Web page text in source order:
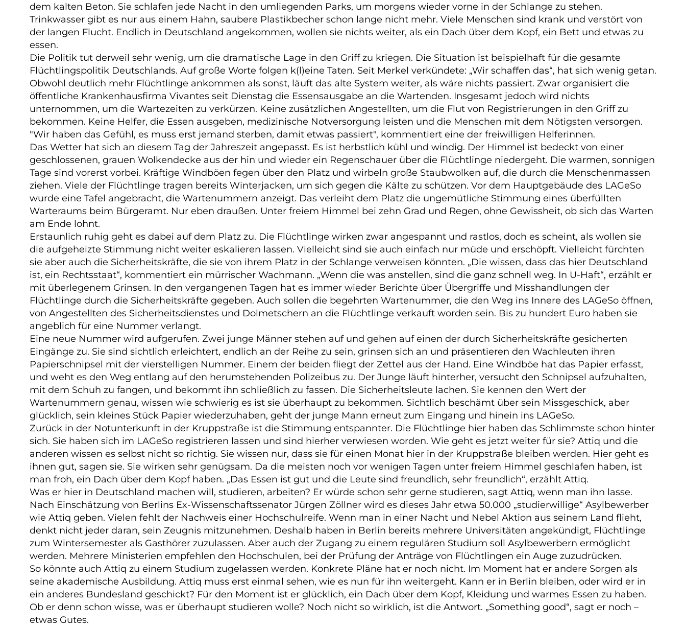
dem kalten Beton. Sie schlafen jede Nacht in den umliegenden Parks, um morgens wieder vorne in der Schlange zu stehen.
Trinkwasser gibt es nur aus einem Hahn, saubere Plastikbecher schon lange nicht mehr. Viele Menschen sind krank und verstört von
der langen Flucht. Endlich in Deutschland angekommen, wollen sie nichts weiter, als ein Dach über dem Kopf, ein Bett und etwas zu
essen.
Die Politik tut derweil sehr wenig, um die dramatische Lage in den Griff zu kriegen. Die Situation ist beispielhaft für die gesamte
Flüchtlingspolitik Deutschlands. Auf große Worte folgen k(l)eine Taten. Seit Merkel verkündete: „Wir schaffen das“, hat sich wenig getan.
Obwohl deutlich mehr Flüchtlinge ankommen als sonst, läuft das alte System weiter, als wäre nichts passiert. Zwar organisiert die
öffentliche Krankenhausfirma Vivantes seit Dienstag die Essensausgabe an die Wartenden. Insgesamt jedoch wird nichts
unternommen, um die Wartezeiten zu verkürzen. Keine zusätzlichen Angestellten, um die Flut von Registrierungen in den Griff zu
bekommen. Keine Helfer, die Essen ausgeben, medizinische Notversorgung leisten und die Menschen mit dem Nötigsten versorgen.
"Wir haben das Gefühl, es muss erst jemand sterben, damit etwas passiert", kommentiert eine der freiwilligen Helferinnen.
Das Wetter hat sich an diesem Tag der Jahreszeit angepasst. Es ist herbstlich kühl und windig. Der Himmel ist bedeckt von einer
geschlossenen, grauen Wolkendecke aus der hin und wieder ein Regenschauer über die Flüchtlinge niedergeht. Die warmen, sonnigen
Tage sind vorerst vorbei. Kräftige Windböen fegen über den Platz und wirbeln große Staubwolken auf, die durch die Menschenmassen
ziehen. Viele der Flüchtlinge tragen bereits Winterjacken, um sich gegen die Kälte zu schützen. Vor dem Hauptgebäude des LAGeSo
wurde eine Tafel angebracht, die Wartenummern anzeigt. Das verleiht dem Platz die ungemütliche Stimmung eines überfüllten
Warteraums beim Bürgeramt. Nur eben draußen. Unter freiem Himmel bei zehn Grad und Regen, ohne Gewissheit, ob sich das Warten
am Ende lohnt.
Erstaunlich ruhig geht es dabei auf dem Platz zu. Die Flüchtlinge wirken zwar angespannt und rastlos, doch es scheint, als wollen sie
die aufgeheizte Stimmung nicht weiter eskalieren lassen. Vielleicht sind sie auch einfach nur müde und erschöpft. Vielleicht fürchten
sie aber auch die Sicherheitskräfte, die sie von ihrem Platz in der Schlange verweisen könnten. „Die wissen, dass das hier Deutschland
ist, ein Rechtsstaat“, kommentiert ein mürrischer Wachmann. „Wenn die was anstellen, sind die ganz schnell weg. In U-Haft“, erzählt er
mit überlegenem Grinsen. In den vergangenen Tagen hat es immer wieder Berichte über Übergriffe und Misshandlungen der
Flüchtlinge durch die Sicherheitskräfte gegeben. Auch sollen die begehrten Wartenummer, die den Weg ins Innere des LAGeSo öffnen,
von Angestellten des Sicherheitsdienstes und Dolmetschern an die Flüchtlinge verkauft worden sein. Bis zu hundert Euro haben sie
angeblich für eine Nummer verlangt.
Eine neue Nummer wird aufgerufen. Zwei junge Männer stehen auf und gehen auf einen der durch Sicherheitskräfte gesicherten
Eingänge zu. Sie sind sichtlich erleichtert, endlich an der Reihe zu sein, grinsen sich an und präsentieren den Wachleuten ihren
Papierschnipsel mit der vierstelligen Nummer. Einem der beiden fliegt der Zettel aus der Hand. Eine Windböe hat das Papier erfasst,
und weht es den Weg entlang auf den herumstehenden Polizeibus zu. Der Junge läuft hinterher, versucht den Schnipsel aufzuhalten,
mit dem Schuh zu fangen, und bekommt ihn schließlich zu fassen. Die Sicherheitsleute lachen. Sie kennen den Wert der
Wartenummern genau, wissen wie schwierig es ist sie überhaupt zu bekommen. Sichtlich beschämt über sein Missgeschick, aber
glücklich, sein kleines Stück Papier wiederzuhaben, geht der junge Mann erneut zum Eingang und hinein ins LAGeSo.
Zurück in der Notunterkunft in der Kruppstraße ist die Stimmung entspannter. Die Flüchtlinge hier haben das Schlimmste schon hinter
sich. Sie haben sich im LAGeSo registrieren lassen und sind hierher verwiesen worden. Wie geht es jetzt weiter für sie? Attiq und die
anderen wissen es selbst nicht so richtig. Sie wissen nur, dass sie für einen Monat hier in der Kruppstraße bleiben werden. Hier geht es
ihnen gut, sagen sie. Sie wirken sehr genügsam. Da die meisten noch vor wenigen Tagen unter freiem Himmel geschlafen haben, ist
man froh, ein Dach über dem Kopf haben. „Das Essen ist gut und die Leute sind freundlich, sehr freundlich“, erzählt Attiq.
Was er hier in Deutschland machen will, studieren, arbeiten? Er würde schon sehr gerne studieren, sagt Attiq, wenn man ihn lasse.
Nach Einschätzung von Berlins Ex-Wissenschaftssenator Jürgen Zöllner wird es dieses Jahr etwa 50.000 „studierwillige“ Asylbewerber
wie Attiq geben. Vielen fehlt der Nachweis einer Hochschulreife. Wenn man in einer Nacht und Nebel Aktion aus seinem Land flieht,
denkt nicht jeder daran, sein Zeugnis mitzunehmen. Deshalb haben in Berlin bereits mehrere Universitäten angekündigt, Flüchtlinge
zum Wintersemester als Gasthörer zuzulassen. Aber auch der Zugang zu einem regulären Studium soll Asylbewerbern ermöglicht
werden. Mehrere Ministerien empfehlen den Hochschulen, bei der Prüfung der Anträge von Flüchtlingen ein Auge zuzudrücken.
So könnte auch Attiq zu einem Studium zugelassen werden. Konkrete Pläne hat er noch nicht. Im Moment hat er andere Sorgen als
seine akademische Ausbildung. Attiq muss erst einmal sehen, wie es nun für ihn weitergeht. Kann er in Berlin bleiben, oder wird er in
ein anderes Bundesland geschickt? Für den Moment ist er glücklich, ein Dach über dem Kopf, Kleidung und warmes Essen zu haben.
Ob er denn schon wisse, was er überhaupt studieren wolle? Noch nicht so wirklich, ist die Antwort. „Something good“, sagt er noch –
etwas Gutes.